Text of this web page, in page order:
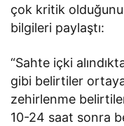
çok kritik olduğunu
bilgileri paylaştı:
“Sahte içki
gibi belirtiler ortaya
zehirlenme
10-24 saat sonra